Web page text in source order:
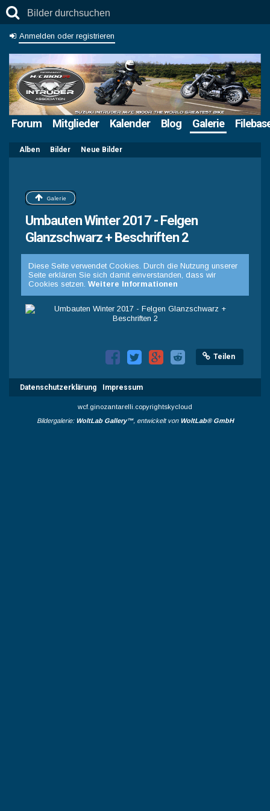
Anmelden oder registrieren
Forum Mitglieder Kalender Blog Galerie
Alben Bilder Neue Bilder
Galerie
Umbauten Winter 2017 - Felgen
Glanzschwarz + Beschriften 2
Diese Seite verwendet Cookies. Durch die Nutzung unserer
Seite erklären Sie sich damit einverstanden, dass wir
Cookies setzen. Weitere Informationen
Teilen
Datenschutzerklärung Impressum
wcf.ginozantarelli.copyrightskycloud
Bildergalerie: WoltLab Gallery™, entwickelt von WoltLab® GmbH